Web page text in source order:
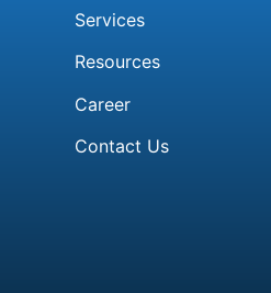
Services
Resources
Career
Contact Us